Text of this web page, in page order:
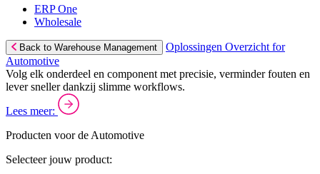
ERP One
Wholesale
Back to Warehouse Management
Oplossingen Overzicht for
Automotive
Volg elk onderdeel en component met precisie, verminder fouten en
lever sneller dankzij slimme workflows.
Lees meer:
Producten voor de Automotive
Selecteer jouw product: